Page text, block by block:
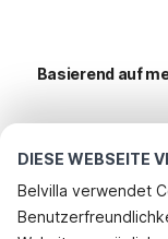
DIESE WEBSEITE
Belvilla verwendet
Basierend auf
Beliebteste